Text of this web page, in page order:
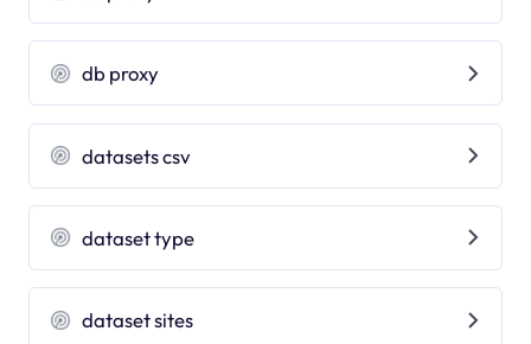
db proxy
datasets csv
dataset type
dataset sites